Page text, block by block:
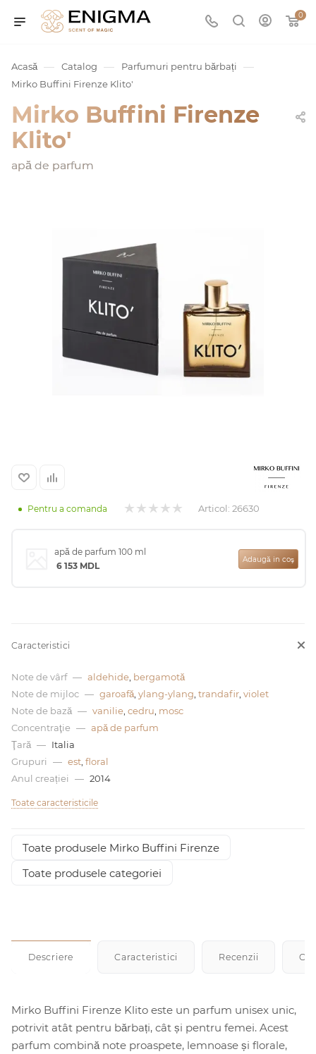
0
vândute
Acasă — Catalog — Parfumuri pentru bărbați —
Mirko Buffini Firenze Klito'
Mirko Buffini Firenze
Klito'
apă de parfum
Pentru a comanda Articol: 26630
apă de parfum 100 ml
6 153 MDL
Adaugă in coş
Caracteristici
Note de vârf — aldehide bergamotă
Note de mijloc — garoafă ylang-ylang trandafir violet
Note de bază — vanilie cedru mosc
Concentraţie — apă de parfum
Ţară — Italia
Grupuri
— est floral
Anul creației
— 2014
Toate caracteristicile
Toate produsele Mirko Buffini Firenze
Toate produsele categoriei
Descriere Caracteristici Recenzii
Mirko Buffini Firenze Klito este un parfum unisex unic,
potrivit atât pentru bărbați, cât și pentru femei. Acest
parfum combină note proaspete, lemnoase și florale,